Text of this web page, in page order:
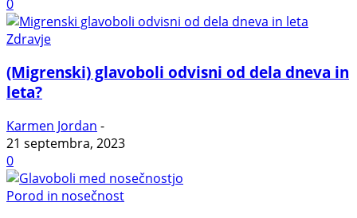
0
Zdravje
(Migrenski) glavoboli odvisni od dela dneva in
leta?
Karmen Jordan -
21 septembra, 2023
0
Porod in nosečnost